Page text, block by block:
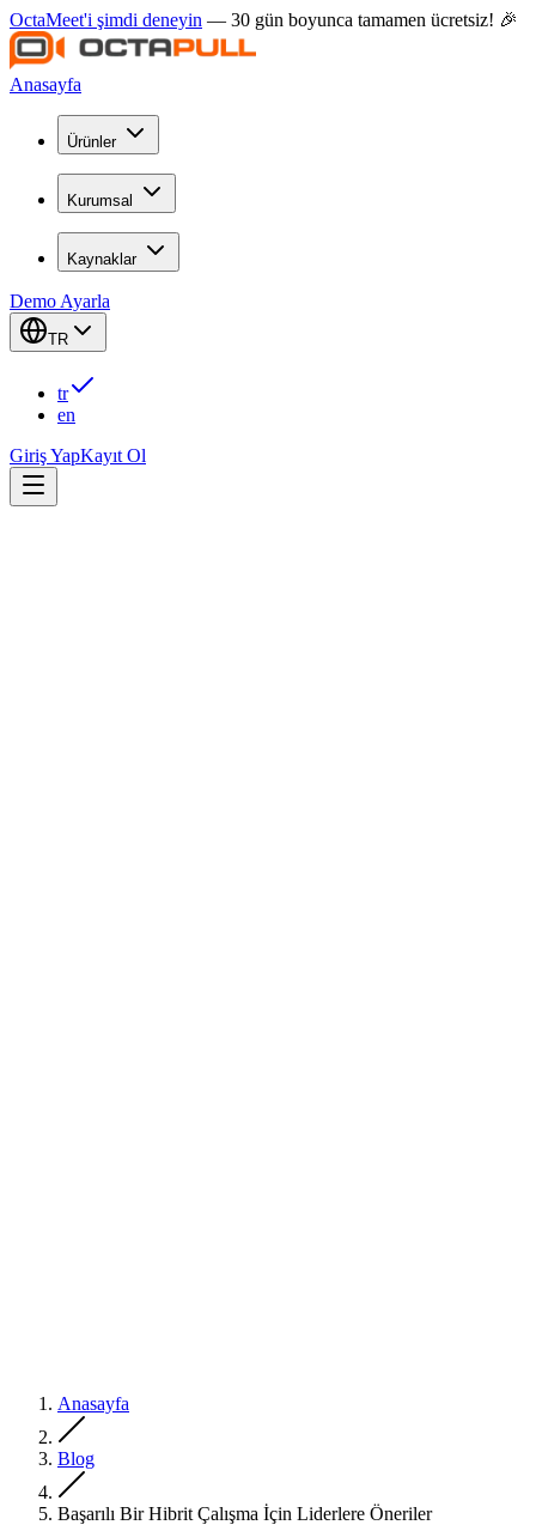
OctaMeet'i şimdi deneyin — 30 gün boyunca tamamen ücretsiz! 🎉
Anasayfa
Ürünler
Kurumsal
Kaynaklar
Demo Ayarla
TR
tr
en
Giriş YapKayıt Ol
Anasayfa
Blog
Başarılı Bir Hibrit Çalışma İçin Liderlere Öneriler